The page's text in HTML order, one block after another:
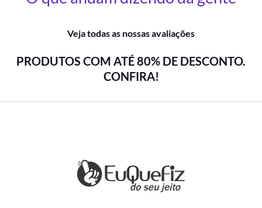
Veja todas as nossas avaliações
PRODUTOS COM ATÉ 80% DE DESCONTO.
CONFIRA!